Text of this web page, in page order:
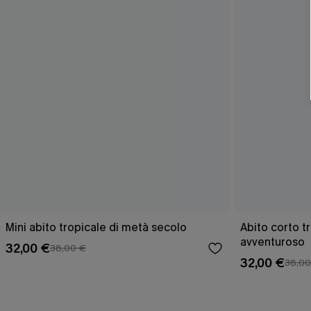
Mini abito tropicale di metà secolo
32,00 €38,00 €
Abito corto
avventuroso
32,00 €